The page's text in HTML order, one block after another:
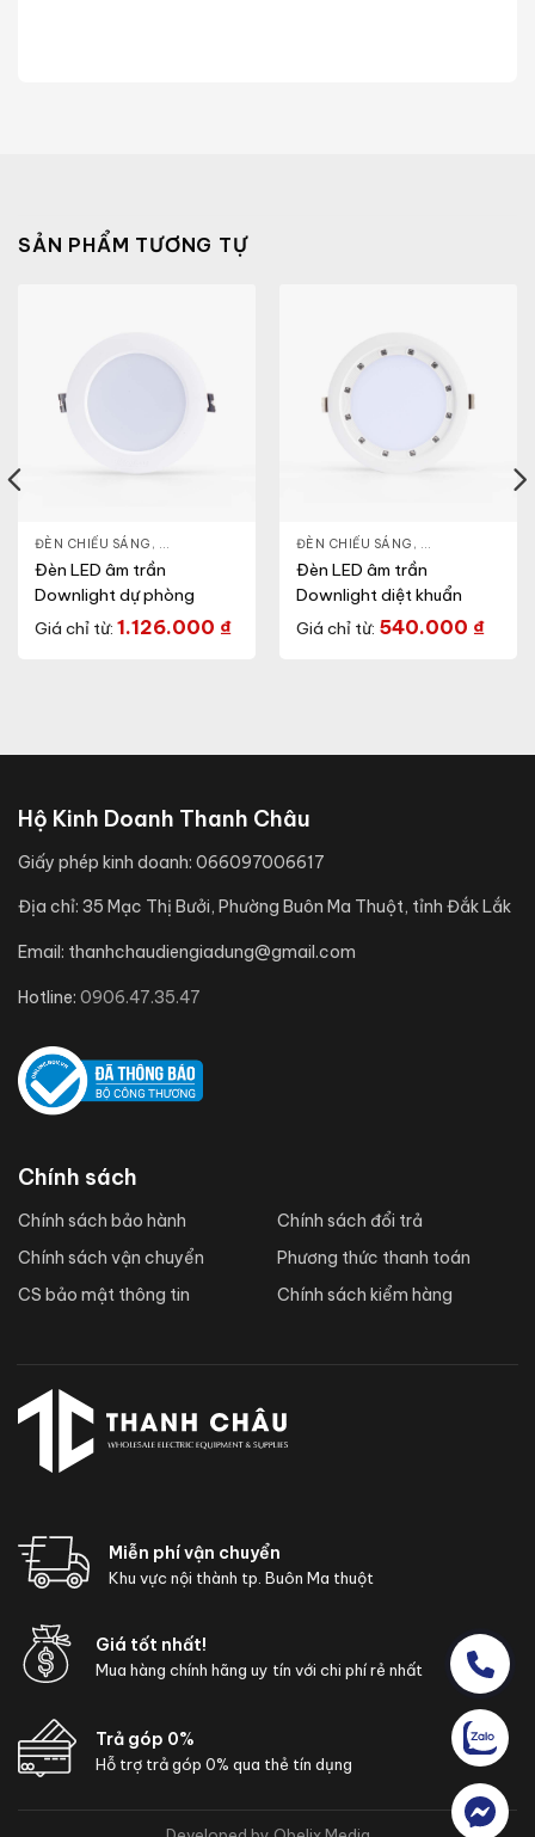
SẢN PHẨM TƯƠNG TỰ
ĐÈN CHIẾU SÁNG , ĐÈN LED DOWNLIGHT,THIẾT BỊ CHIẾU SÁNG
Đèn LED âm trần
Downlight dự phòng
Giá chỉ từ: 1.126.000 ₫
ĐÈN CHIẾU SÁNG , ĐÈN LED
Đèn LED âm trần
Downlight diệt khuẩn
Giá chỉ từ: 540.000 ₫
,THIẾT BỊ CHIẾU SÁNG
Hộ Kinh Doanh Thanh Châu
Giấy phép kinh doanh: 066097006617
Địa chỉ: 35 Mạc Thị Bưởi, Phường Buôn Ma Thuột, tỉnh Đắk Lắk
Email: thanhchaudiengiadung@gmail.com
Hotline: 0906.47.35.47
Chính sách
Chính sách bảo hành
Chính sách vận chuyển
CS bảo mật thông tin
Chính sách đổi trả
Phương thức thanh toán
Chính sách kiểm hàng
Miễn phí vận chuyển
Khu vực nội thành tp. Buôn Ma thuột
Giá tốt nhất!
Mua hàng chính hãng uy tín với chi phí rẻ nhất
Trả góp 0%
Hỗ trợ trả góp 0% qua thẻ tín dụng